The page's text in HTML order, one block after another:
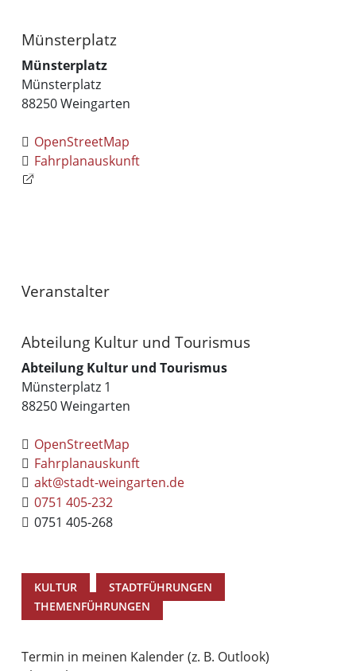
Münsterplatz
Münsterplatz
Münsterplatz
88250Weingarten
OpenStreetMap
Fahrplanauskunft
Veranstalter
Abteilung Kultur und Tourismus
Abteilung Kultur und Tourismus
Münsterplatz 1
88250Weingarten
OpenStreetMap
Fahrplanauskunft
akt@stadt-weingarten.de
0751 405-232
0751 405-268
KULTUR STADTFÜHRUNGEN
THEMENFÜHRUNGEN
Termin in meinen Kalender (z. B. Outlook)